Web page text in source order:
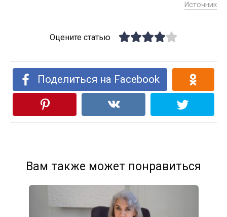
Источник
Оцените статью
Поделиться на Facebook
Вам также может понравиться